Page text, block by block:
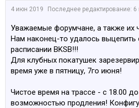
4 июн 2019 Последнее редактирование: 6
Уважаемые форумчане, а также их
Нам наконец-то удалось выцепить
расписании BKSB!!!
Для клубных покатушек
время уже в пятницу, 7го июня!
Чистое время на трассе - с 18.00
возможностью продления!